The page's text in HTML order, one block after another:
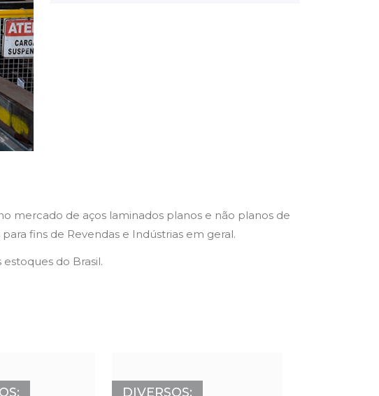
mercado de aços laminados planos e não planos de
fins de Revendas e Indústrias em geral.
do Brasil.
DIVERSOS: